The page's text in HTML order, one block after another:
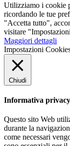
Utilizziamo i cookie
ricordando le tue
"Accetta tutto",
visitare
Maggiori dettagli
Impostazioni
Chiudi
Informativa privacy
Questo sito Web
durante la
come necessari